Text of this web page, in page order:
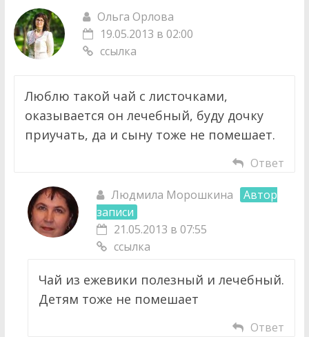
Ольга Орлова
19.05.2013 в 02:00
ссылка
Люблю такой чай с листочками,
оказывается он лечебный, буду дочку
приучать, да и сыну тоже не помешает.
Ответ
Людмила Морошкина
Автор
записи
21.05.2013 в 07:55
ссылка
Чай из ежевики полезный и лечебный.
Детям тоже не помешает
Ответ